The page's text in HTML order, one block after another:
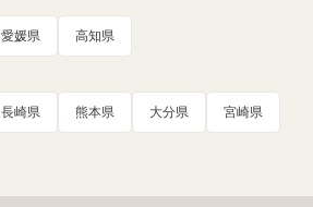
愛媛県 高知県
長崎県 熊本県 大分県 宮崎県